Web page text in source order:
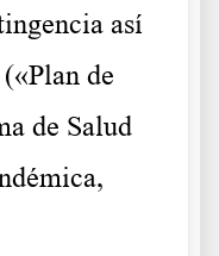
así
de
de Salud